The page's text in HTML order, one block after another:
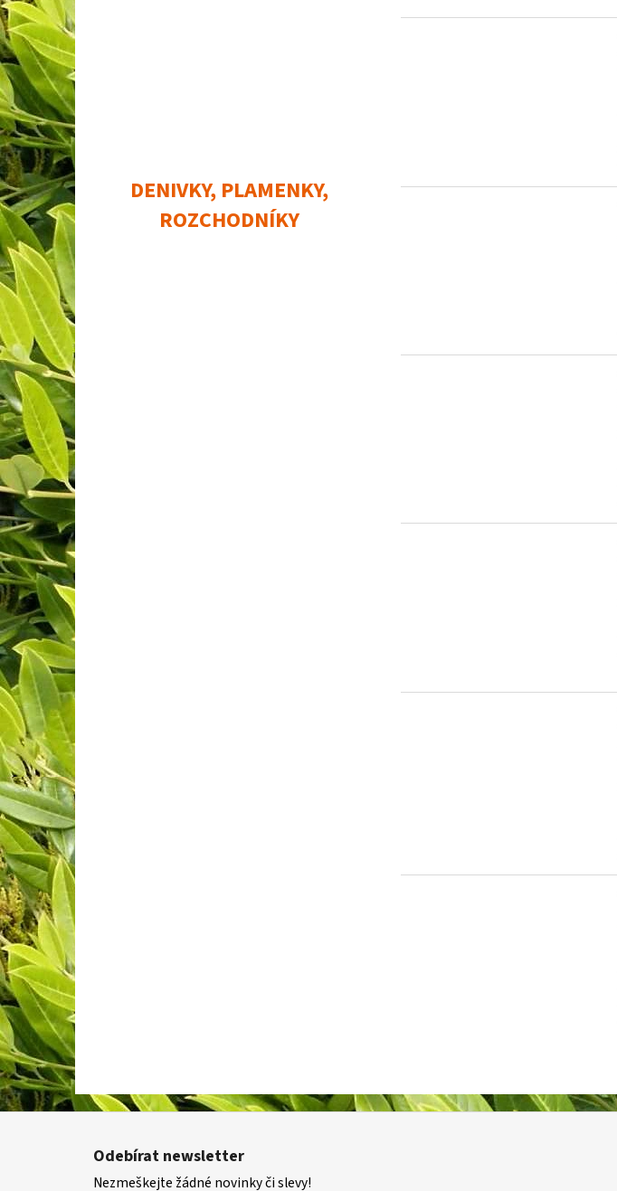
DENIVKY, PLAMENKY,
ROZCHODNÍKY
Z
Odebírat newsletter
Nezmeškejte žádné novinky či slevy!